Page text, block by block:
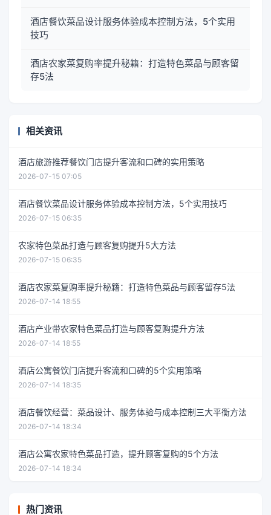
酒店餐饮菜品设计服务体验成本控制方法，5个实用
技巧
酒店农家菜复购率提升秘籍：打造特色菜品与顾客留
存5法
相关资讯
酒店旅游推荐餐饮门店提升客流和口碑的实用策略
2026-07-15 07:05
酒店餐饮菜品设计服务体验成本控制方法，5个实用技巧
2026-07-15 06:35
农家特色菜品打造与顾客复购提升5大方法
2026-07-15 06:35
酒店农家菜复购率提升秘籍：打造特色菜品与顾客留存5法
2026-07-14 18:55
酒店产业带农家特色菜品打造与顾客复购提升方法
2026-07-14 18:55
酒店公寓餐饮门店提升客流和口碑的5个实用策略
2026-07-14 18:35
酒店餐饮经营：菜品设计、服务体验与成本控制三大平衡方法
2026-07-14 18:34
酒店公寓农家特色菜品打造，提升顾客复购的5个方法
2026-07-14 18:34
热门资讯